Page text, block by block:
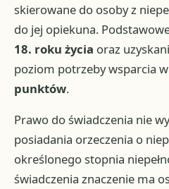
skierowane do osoby z
do jej opiekuna.
18. roku życia oraz
poziom potrzeby wsparcia
punktów.
Prawo do świadczenia nie
posiadania orzeczenia o
określonego stopnia
świadczenia znaczenie ma